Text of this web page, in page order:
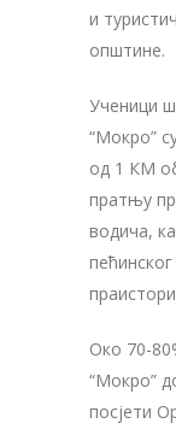
и
општине.
Ученици
“Мокро”
од 1 КМ
пратњу
водича,
Око 70-
“Мокро”
посјети